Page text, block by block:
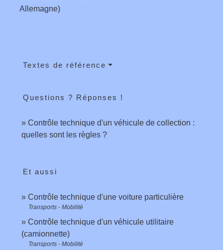
Allemagne)
Textes de référence
Questions ? Réponses !
Contrôle technique d'un véhicule de collection :
quelles sont les règles ?
Et aussi
Contrôle technique d'une voiture particulière
Transports - Mobilité
Contrôle technique d'un véhicule utilitaire
(camionnette)
Transports - Mobilité